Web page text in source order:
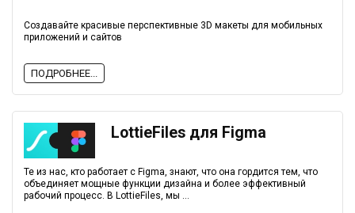
Создавайте красивые перспективные 3D макеты для мобильных
приложений и сайтов
ПОДРОБНЕЕ...
LottieFiles для Figma
Те из нас, кто работает с Figma, знают, что она гордится тем, что
объединяет мощные функции дизайна и более эффективный
рабочий процесс. В LottieFiles, мы ...